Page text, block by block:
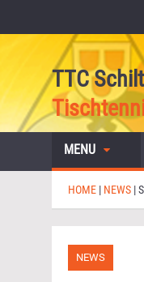
TTC
MENU
HOME | NEWS |
NEWS